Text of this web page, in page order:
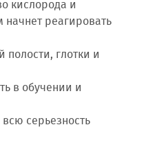
кислорода и
реагировать
полости, глотки и
в обучении и
серьезность